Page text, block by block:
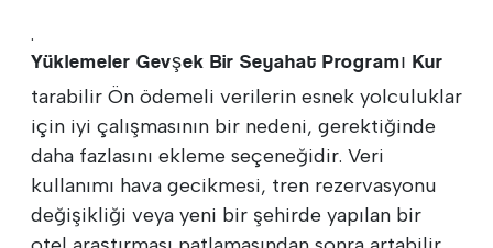
.
Yüklemeler Gevşek Bir Seyahat Programı Kur
tarabilir Ön ödemeli verilerin esnek yolculuklar
için iyi çalışmasının bir nedeni, gerektiğinde
daha fazlasını ekleme seçeneğidir. Veri
kullanımı hava gecikmesi, tren rezervasyonu
değişikliği veya yeni bir şehirde yapılan bir